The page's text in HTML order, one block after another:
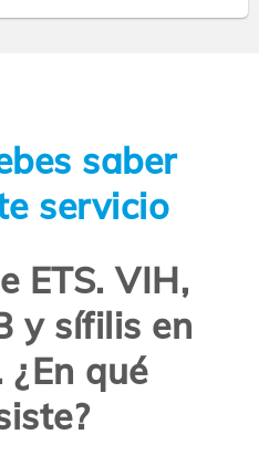
saber
servicio
ETS. VIH,
y sífilis en
qué